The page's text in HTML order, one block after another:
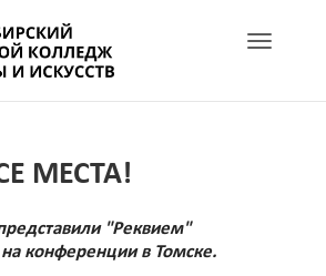
Toggle
МЕСТА!
"Реквием"
конференции в Томске.